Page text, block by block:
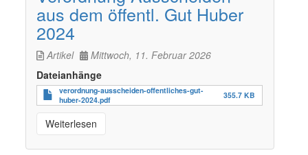
aus dem öffentl. Gut Huber
2024
Artikel
Mittwoch, 11. Februar 2026
Dateianhänge
verordnung-ausscheiden-offentliches-gut-
huber-2024.pdf
355.7 KB
Weiterlesen